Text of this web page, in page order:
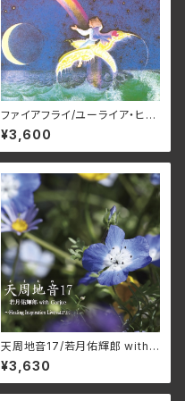
ファイアフライ/ユーライア・ヒー
プ BELLE-264388(仕様:SH
M-CD)
¥3,600
天周地音17/若月佑輝郎 with
Garjue TXTH-0043(仕様:
CD)
¥3,630